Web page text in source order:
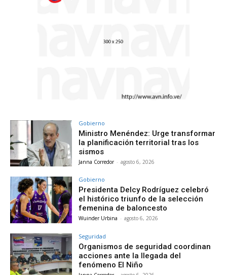
Gobierno
Ministro Menéndez: Urge transformar
la planificación territorial tras los
sismos
Janna Corredor - agosto 6, 2026
Gobierno
Presidenta Delcy Rodríguez celebró
el histórico triunfo de la selección
femenina de baloncesto
Wuinder Urbina - agosto 6, 2026
Seguridad
Organismos de seguridad coordinan
acciones ante la llegada del
fenómeno El Niño